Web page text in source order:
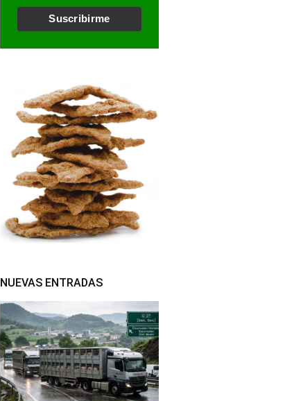
Suscribirme
NUEVAS ENTRADAS